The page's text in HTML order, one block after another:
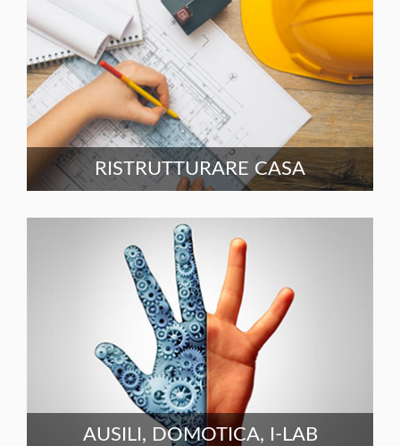
RISTRUTTURARE CASA
AUSILI, DOMOTICA, I-LAB